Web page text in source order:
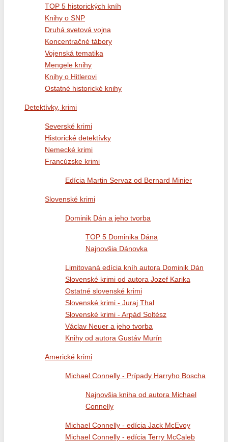
TOP 5 historických kníh
Knihy o SNP
Druhá svetová vojna
Koncentračné tábory
Vojenská tematika
Mengele knihy
Knihy o Hitlerovi
Ostatné historické knihy
Detektívky, krimi
Severské krimi
Historické detektívky
Nemecké krimi
Francúzske krimi
Edícia Martin Servaz od Bernard Minier
Slovenské krimi
Dominik Dán a jeho tvorba
TOP 5 Dominika Dána
Najnovšia Dánovka
Limitovaná edícia kníh autora Dominik Dán
Slovenské krimi od autora Jozef Karika
Ostatné slovenské krimi
Slovenské krimi - Juraj Thal
Slovenské krimi - Arpád Soltész
Václav Neuer a jeho tvorba
Knihy od autora Gustáv Murín
Americké krimi
Michael Connelly - Prípady Harryho Boscha
Najnovšia kniha od autora Michael
Connelly
Michael Connelly - edícia Jack McEvoy
Michael Connelly - edícia Terry McCaleb